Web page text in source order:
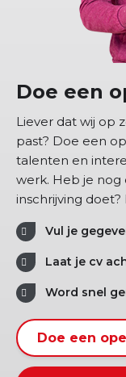
Doe een
Liever dat wij op
past? Doe een
talenten en
werk. Heb je nog
inschrijving doet?
Vul je
Laat je cv
Word snel
Doe een